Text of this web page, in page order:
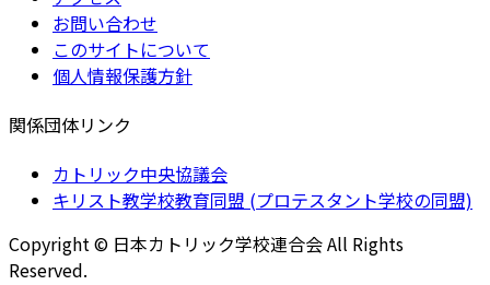
お問い合わせ
このサイトについて
個人情報保護方針
関係団体リンク
カトリック中央協議会
キリスト教学校教育同盟 (プロテスタント学校の同盟)
Copyright © 日本カトリック学校連合会 All Rights
Reserved.